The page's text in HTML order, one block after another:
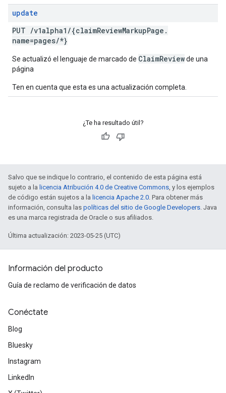
update
PUT /v1alpha1 /{claimReviewMarkupPage .
name=pages/*}
Se actualizó el lenguaje de marcado de ClaimReviewde una
página
Ten en cuenta que esta es una actualización completa.
¿Te ha resultado útil?
Salvo que se indique lo contrario, el contenido de esta página está
sujeto a la licencia Atribución 4.0 de Creative Commons, y los ejemplos
de código están sujetos a la licencia Apache 2.0. Para obtener más
información, consulta las políticas del sitio de Google Developers. Java
es una marca registrada de Oracle o sus afiliados.
Última actualización: 2023-05-25 (UTC)
Información del producto
Guía de reclamo de verificación de datos
Conéctate
Blog
Bluesky
Instagram
LinkedIn